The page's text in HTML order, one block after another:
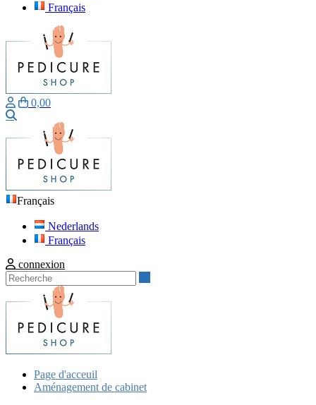
Français
0,00
Français
Nederlands
Français
connexion
Page d'acceuil
Aménagement de cabinet